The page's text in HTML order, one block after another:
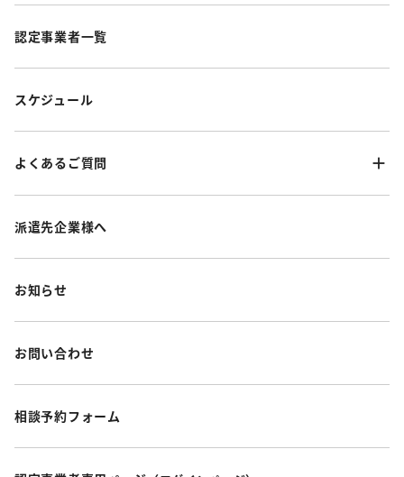
認定事業者一覧
スケジュール
よくあるご質問
派遣先企業様へ
お知らせ
お問い合わせ
相談予約フォーム